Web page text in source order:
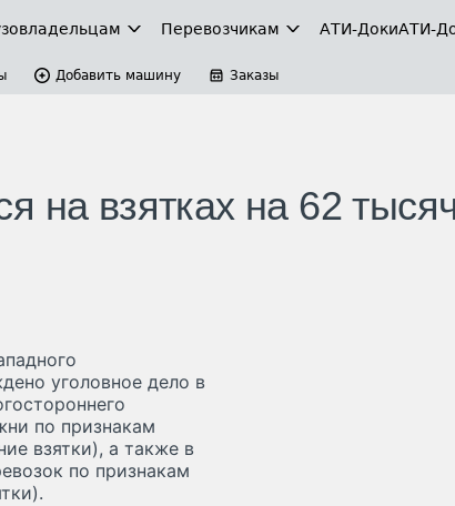
Перевозчикам АТИ-ДокиАТИ-
Добавить машину Заказы
на взятках на 62
уголовное дело в
по признакам
взятки), а также в
по признакам